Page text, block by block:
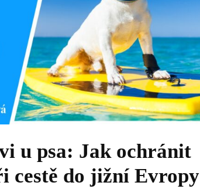
u psa: Jak ochránit
cestě do jižní Evropy